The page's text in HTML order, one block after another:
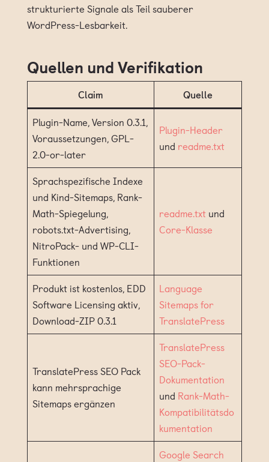
strukturierte Signale als Teil sauberer
WordPress-Lesbarkeit.
Quellen und Verifikation
Claim
Quelle
Plugin-Name, Version 0.3.1,
Voraussetzungen, GPL-
2.0-or-later
Plugin-Header
und readme.txt
Sprachspezifische Indexe
und Kind-Sitemaps, Rank-
Math-Spiegelung,
robots.txt-Advertising,
NitroPack- und WP-CLI-
Funktionen
readme.txtund
Core-Klasse
Produkt ist kostenlos, EDD
Software Licensing aktiv,
Download-ZIP 0.3.1
Language
Sitemaps for
TranslatePress
TranslatePress SEO Pack
kann mehrsprachige
Sitemaps ergänzen
TranslatePress
SEO-Pack-
Dokumentation
und Rank-Math-
Kompatibilitätsdo
kumentation
Google Search